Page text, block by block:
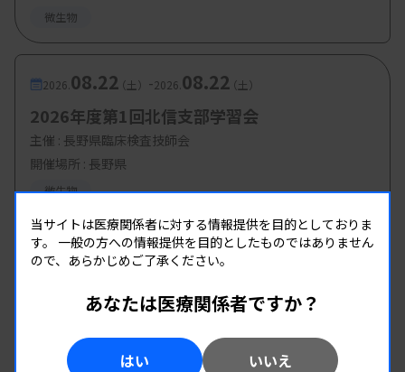
微生物
2026. 08.22（土） -2026. 08.22（土）
2026年度第1回北信支部学習会
主催 : 長野県臨床検査技師会
開催場所 : 長野県
微生物
当サイトは医療関係者に対する情報提供を目的としておりま
す。 一般の方への情報提供を目的としたものではありません
ので、あらかじめご了承ください。
あなたは医療関係者ですか？
はい いいえ